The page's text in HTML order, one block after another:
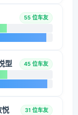
55 位车友
型 45 位车友
悦
31 位车友